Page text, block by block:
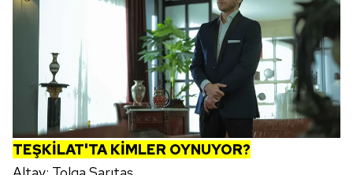
Çerezlere ilişkin tercihlerinizi aşağıda yer alan panel
vasıtasıyla belirleyebilirsiniz. Çerezlere ilişkin detaylı bilgi
için Ayarlar butonuna tıklayabilir,Çerez Bilgilendirme
Metnimizi
ziyaret edebilirsiniz.
6698 sayılı Kişisel Verilerin Korunması Kanunu uyarınca
hazırlanmış Aydınlatma Metnimizi okumak ve sitemizde
ilgili mevzuata uygun olarak kullanılan çerezlerle ilgili bilgi
almak için lütfentıklayınız.
TEŞKİLAT'TA KİMLER OYNUYOR?